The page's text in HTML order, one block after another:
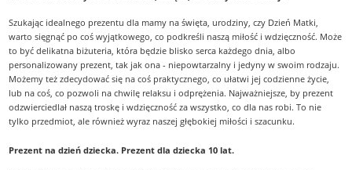
Szukając idealnego prezentu dla mamy na święta, urodziny, czy Dzień Matki,
warto sięgnąć po coś wyjątkowego, co podkreśli naszą miłość i wdzięczność. Może
to być delikatna biżuteria, która będzie blisko serca każdego dnia, albo
personalizowany prezent, tak jak ona - niepowtarzalny i jedyny w swoim rodzaju.
Możemy też zdecydować się na coś praktycznego, co ułatwi jej codzienne życie,
lub na coś, co pozwoli na chwilę relaksu i odprężenia. Najważniejsze, by prezent
odzwierciedlał naszą troskę i wdzięczność za wszystko, co dla nas robi. To nie
tylko przedmiot, ale również wyraz naszej głębokiej miłości i szacunku.
Prezent na dzień dziecka. Prezent dla dziecka 10 lat.